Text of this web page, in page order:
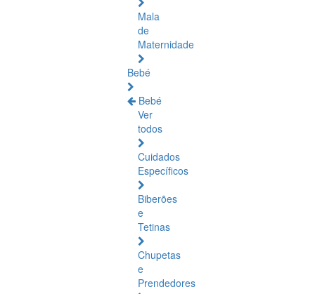
Mala
de
Maternidade
Bebé
Bebé
Ver
todos
Cuidados
Específicos
Biberões
e
Tetinas
Chupetas
e
Prendedores